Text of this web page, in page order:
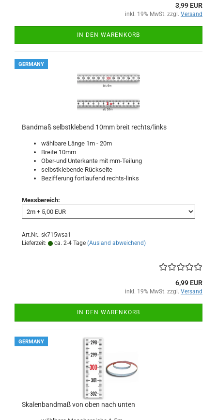
3,99 EUR
inkl. 19% MwSt. zzgl. Versand
IN DEN WARENKORB
GERMANY
Bandmaß selbstklebend 10mm breit rechts/links
wählbare Länge 1m - 20m
Breite 10mm
Ober-und Unterkante mit mm-Teilung
selbstklebende Rückseite
Bezifferung fortlaufend rechts-links
Messbereich:
Art.Nr.: sk715wsa1
Lieferzeit:
ca. 2-4 Tage (Ausland abweichend)
6,99 EUR
inkl. 19% MwSt. zzgl. Versand
IN DEN WARENKORB
GERMANY
Skalenbandmaß von oben nach unten